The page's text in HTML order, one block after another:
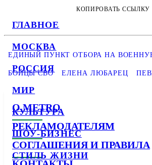
ГЛАВНОЕ
МОСКВА
РОССИЯ
МИР
КУЛЬТУРА
ШОУ-БИЗНЕС
СТИЛЬ ЖИЗНИ
КОПИРОВАТЬ ССЫЛКУ
ЕДИНЫЙ ПУНКТ ОТБОРА НА
БОЙЦЫ СВО ЕЛЕНА ЛЮБАРЕЦ
О METRO
РЕКЛАМОДАТЕЛЯМ
СОГЛАШЕНИЯ И ПРАВИЛА